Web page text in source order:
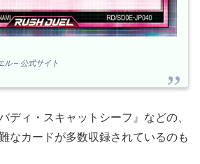
ル – 公式サイト
ディ・スキャットシーフ』などの、
なカードが多数収録されているのも